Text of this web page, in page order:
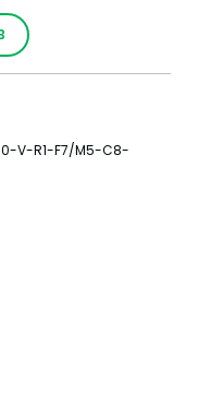
V-R1-F7/M5-C8-